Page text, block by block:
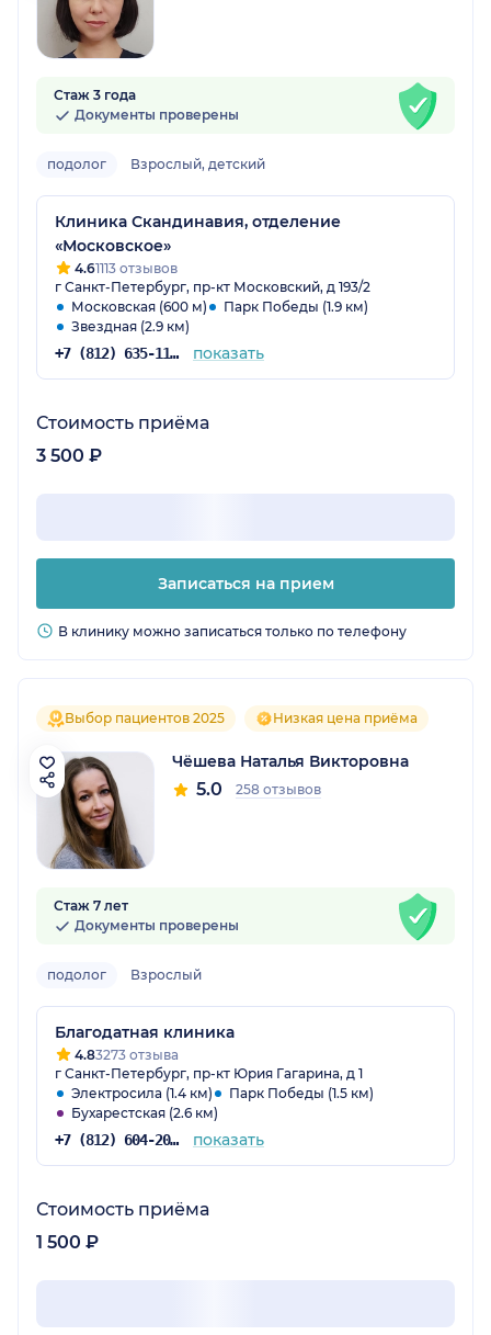
Стаж 3 года
Документы проверены
подолог Взрослый, детский
Клиника Скандинавия, отделение
«Московское»
4.61113 отзывов
г Санкт-Петербург, пр-кт Московский, д 193/2
Московская (600 м)
Парк Победы (1.9 км)
Звездная (2.9 км)
+7 (812) 635-11-79 показать
Стоимость приёма
3 500 ₽
Записаться на прием
В клинику можно записаться только по телефону
Выбор пациентов 2025 Низкая цена приёма
Чёшева Наталья Викторовна
5.0 258 отзывов
Стаж 7 лет
Документы проверены
подолог Взрослый
Благодатная клиника
4.83273 отзыва
г Санкт-Петербург, пр-кт Юрия Гагарина, д 1
Электросила (1.4 км)
Парк Победы (1.5 км)
Бухарестская (2.6 км)
+7 (812) 604-20-51 показать
Стоимость приёма
1 500 ₽